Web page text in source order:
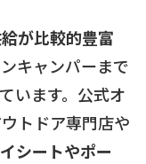
が比較的豊富
キャンパーまで
います。公式オ
トドア専門店や
シートやポー